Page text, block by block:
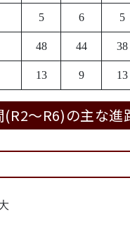
5 6 5
48 44 38
13 9 13
(R2～R6)の主な進